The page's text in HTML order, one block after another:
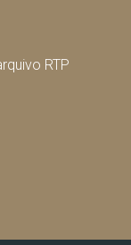
RTP